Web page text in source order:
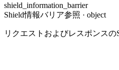
shield_information_barrier
Shield情報バリア参照 · object
リクエストおよびレスポンスの